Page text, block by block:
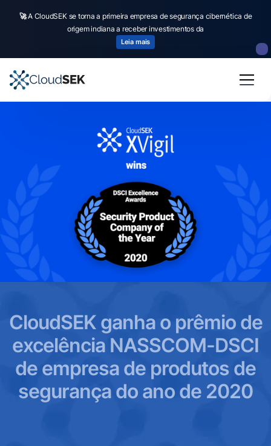
🚀A CloudSEK se torna a primeira empresa de segurança cibernética de
origem indiana a receber investimentos da
Leia mais
CloudSEK ganha o prêmio de
excelência NASSCOM-DSCI
de empresa de produtos de
segurança do ano de 2020